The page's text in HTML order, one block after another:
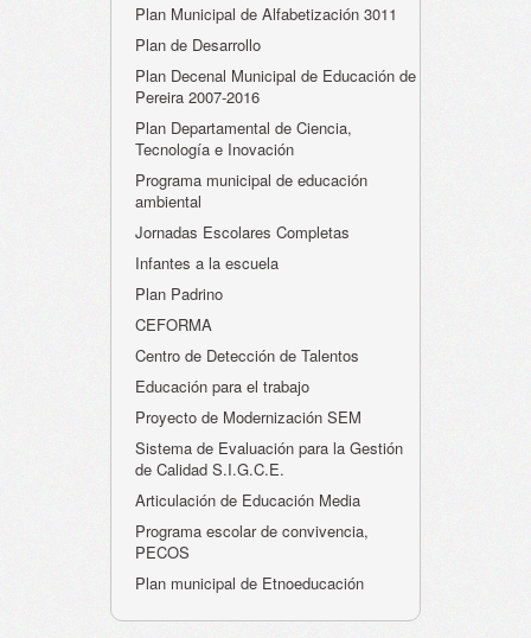
Plan Municipal de Alfabetización 3011
Plan de Desarrollo
Plan Decenal Municipal de Educación de
Pereira 2007-2016
Plan Departamental de Ciencia,
Tecnología e Inovación
Programa municipal de educación
ambiental
Jornadas Escolares Completas
Infantes a la escuela
Plan Padrino
CEFORMA
Centro de Detección de Talentos
Educación para el trabajo
Proyecto de Modernización SEM
Sistema de Evaluación para la Gestión
de Calidad S.I.G.C.E.
Articulación de Educación Media
Programa escolar de convivencia,
PECOS
Plan municipal de Etnoeducación